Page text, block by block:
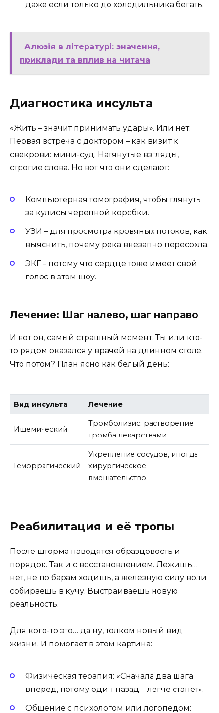
даже если только до холодильника бегать.
Алюзія в літературі: значення,
приклади та вплив на читача
Диагностика инсульта
«Жить – значит принимать удары». Или нет.
Первая встреча с доктором – как визит к
свекрови: мини-суд. Натянутые взгляды,
строгие слова. Но вот что они сделают:
Компьютерная томография, чтобы глянуть
за кулисы черепной коробки.
УЗИ – для просмотра кровяных потоков, как
выяснить, почему река внезапно пересохла.
ЭКГ – потому что сердце тоже имеет свой
голос в этом шоу.
Лечение: Шаг налево, шаг направо
И вот он, самый страшный момент. Ты или кто-
то рядом оказался у врачей на длинном столе.
Что потом? План ясно как белый день:
Вид инсульта Лечение
Ишемический
Тромболизис: растворение
тромба лекарствами.
Геморрагический
Укрепление сосудов, иногда
хирургическое
вмешательство.
Реабилитация и её тропы
После шторма наводятся образцовость и
порядок. Так и с восстановлением. Лежишь…
нет, не по барам ходишь, а железную силу воли
собираешь в кучу. Выстраиваешь новую
реальность.
Для кого-то это… да ну, толком новый вид
жизни. И помогает в этом картина:
Физическая терапия: «Сначала два шага
вперед, потому один назад – легче станет».
Общение с психологом или логопедом: